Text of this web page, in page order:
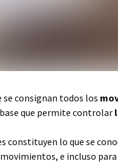
se consignan todos los
que permite controlar
constituyen lo que se
e incluso para